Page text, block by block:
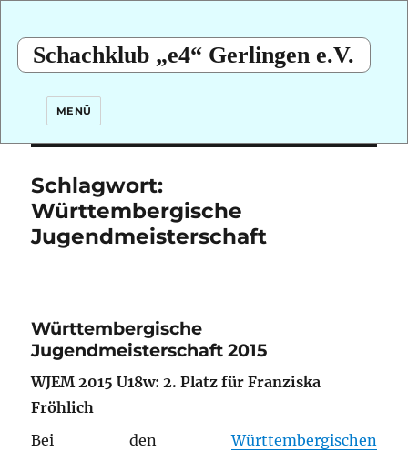
Schachklub „e4“ Gerlingen e.V.
MENÜ
Schlagwort:
Württembergische
Jugendmeisterschaft
Württembergische
Jugendmeisterschaft 2015
WJEM 2015 U18w: 2. Platz für Franziska
Fröhlich
Bei denWürttembergischen